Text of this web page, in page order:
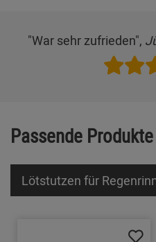
"War sehr zufrieden",
Passende Produkte
Lötstutzen für